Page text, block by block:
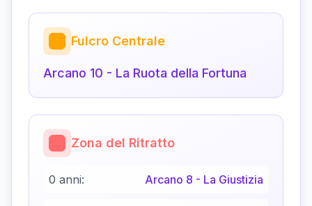
Fulcro Centrale
Arcano 10 - La Ruota della Fortuna
Zona del Ritratto
0 anni: Arcano 8 - La Giustizia